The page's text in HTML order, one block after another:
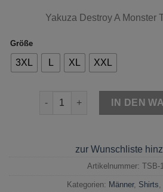
Yakuza Destroy A Monster
Größe
3XL L XL XXL
Yakuza Destroy A Monster T-
IN DEN
zur Wunschliste
Artikelnummer: TSB-
Kategorien: Männer, Shirts